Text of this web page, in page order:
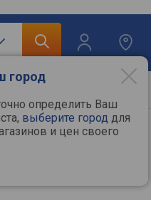
город
определить Ваш
выберите город для
и цен своего
/ Комплектующие